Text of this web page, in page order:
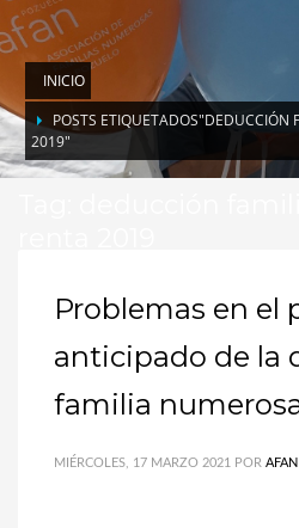
INICIO
POSTS ETIQUETADOS"DEDUCCIÓN
2019"
Problemas en el
anticipado de la
familia
MIÉRCOLES, 17 MARZO 2021 POR